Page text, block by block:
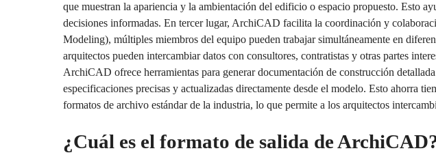
que muestran la apariencia y la ambientación del edificio o espacio propuesto. Esto
decisiones informadas. En tercer lugar, ArchiCAD facilita la coordinación y
Modeling), múltiples miembros del equipo pueden trabajar simultáneamente en
arquitectos pueden intercambiar datos con consultores, contratistas y otras partes
ArchiCAD ofrece herramientas para generar documentación de construcción
especificaciones precisas y actualizadas directamente desde el modelo. Esto ahorra
formatos de archivo estándar de la industria, lo que permite a los arquitectos
¿Cuál es el formato de salida de